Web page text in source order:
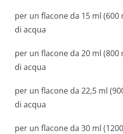
per un flacone da 15 ml (600
di acqua
per un flacone da 20 ml (800
di acqua
per un flacone da 22,5 ml
di acqua
per un flacone da 30 ml